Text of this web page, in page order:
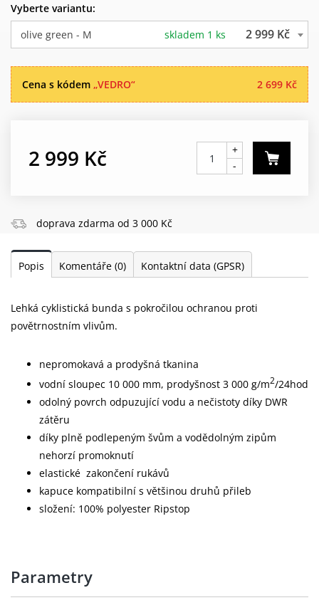
Vyberte variantu:
olive green - M
skladem 1 ks 2 999 Kč
2 699 Kč
Cena s kódem „VEDRO“
2 999 Kč
+
-
doprava zdarma od 3 000 Kč
Popis Komentáře (0) Kontaktní data (GPSR)
Lehká cyklistická bunda s pokročilou ochranou proti
povětrnostním vlivům.
nepromokavá a prodyšná tkanina
vodní sloupec 10 000 mm, prodyšnost 3 000 g/m2/24hod
odolný povrch odpuzující vodu a nečistoty díky DWR
zátěru
díky plně podlepeným švům a vodědolným zipům
nehorzí promoknutí
elastické zakončení rukávů
kapuce kompatibilní s většinou druhů přileb
složení: 100% polyester Ripstop
Parametry